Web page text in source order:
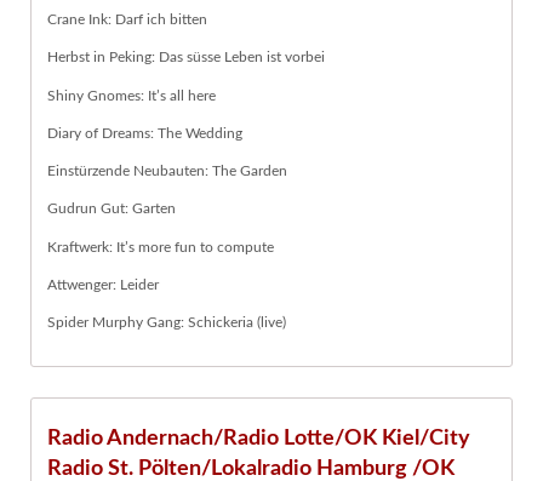
Crane Ink: Darf ich bitten
Herbst in Peking: Das süsse Leben ist vorbei
Shiny Gnomes: It’s all here
Diary of Dreams: The Wedding
Einstürzende Neubauten: The Garden
Gudrun Gut: Garten
Kraftwerk: It’s more fun to compute
Attwenger: Leider
Spider Murphy Gang: Schickeria (live)
Radio Andernach/Radio Lotte/OK Kiel/City
Radio St. Pölten/Lokalradio Hamburg /OK